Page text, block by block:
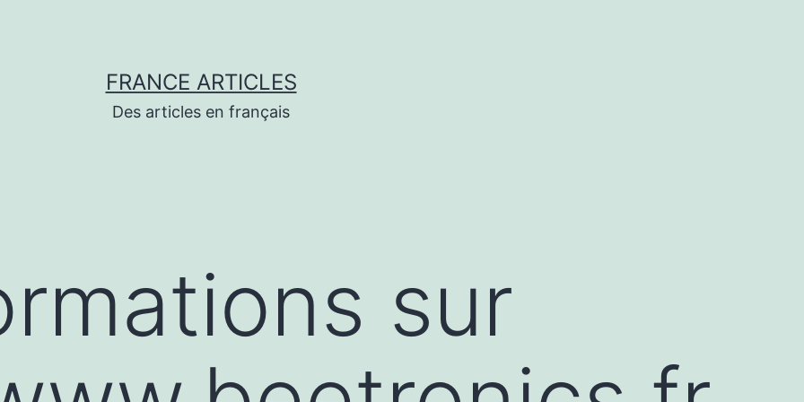
FRANCE ARTICLES
Des articles en français
sur